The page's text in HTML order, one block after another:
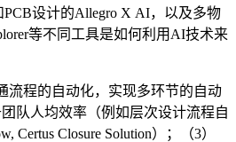
PCB设计的Allegro X AI，以及多物
等不同工具是如何利用AI技术来
流程的自动化，实现多环节的自动
队人均效率（例如层次设计流程自
Certus Closure Solution）；（3）